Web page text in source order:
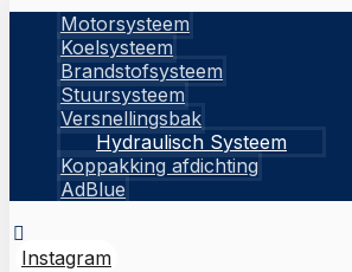
Motorsysteem
Koelsysteem
Brandstofsysteem
Stuursysteem
Versnellingsbak
Hydraulisch Systeem
Koppakking afdichting
AdBlue
Instagram